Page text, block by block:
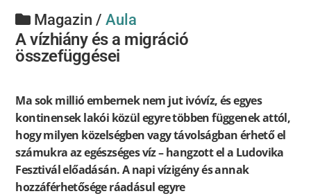
Magazin /Aula
A vízhiány és a migráció
összefüggései
Ma sok millió embernek nem jut ivóvíz, és egyes
kontinensek lakói közül egyre többen függenek attól,
hogy milyen közelségben vagy távolságban érhető el
számukra az egészséges víz – hangzott el a Ludovika
Fesztivál előadásán. A napi vízigény és annak
hozzáférhetősége ráadásul egyre